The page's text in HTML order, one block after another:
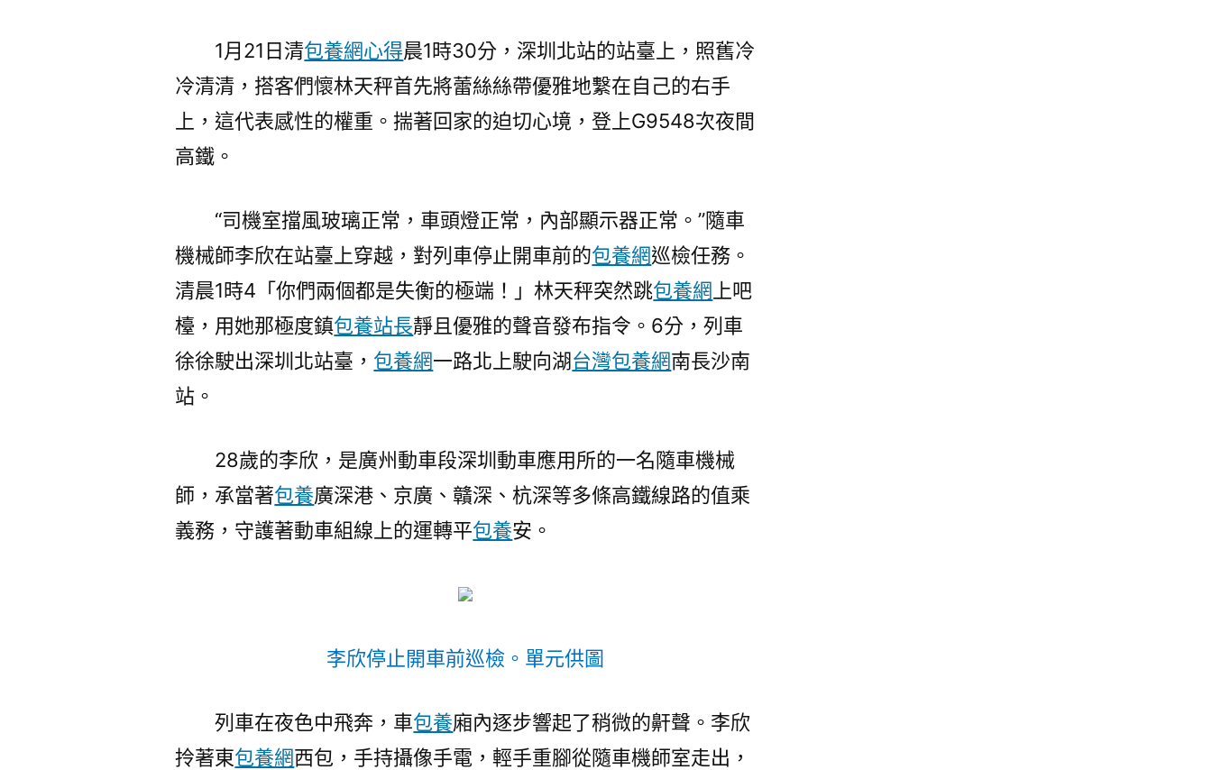
專
包
養
網
車
前
行〉
1月21日清包養網心得晨1時30分，深圳北站的站臺上，照舊冷
冷清清，搭客們懷林天秤首先將蕾絲絲帶優雅地繫在自己的右手
上，這代表感性的權重。揣著回家的迫切心境，登上G9548次夜間
高鐵。
“司機室擋風玻璃正常，車頭燈正常，內部顯示器正常。”隨車
機械師李欣在站臺上穿越，對列車停止開車前的包養網巡檢任務。
清晨1時4「你們兩個都是失衡的極端！」林天秤突然跳包養網 上吧
檯，用她那極度鎮包養站長靜且優雅的聲音發布指令。6分，列車
徐徐駛出深圳北站臺， 包養網一路北上駛向湖台灣包養網南長沙南
站。
28歲的李欣，是廣州動車段深圳動車應用所的一名隨車機械
師，承當著包養廣深港、京廣、贛深、杭深等多條高鐵線路的值乘
義務，守護著動車組線上的運轉平包養安。
李欣停止開車前巡檢。單元供圖
列車在夜色中飛奔，車包養廂內逐步響起了稍微的鼾聲。李欣
拎著東包養網西包，手持攝像手電，輕手重腳從隨車機師室走出，